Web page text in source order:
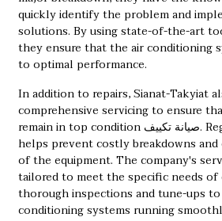
quickly identify the problem and
solutions. By using state-of-the-art
they ensure that the air conditioning
to optimal performance.
In addition to repairs, Sianat-Takyiat
comprehensive servicing to ensure
remain in top condition صيانة تكييف.
helps prevent costly breakdowns
of the equipment. The company's
tailored to meet the specific needs
thorough inspections and tune-ups
conditioning systems running